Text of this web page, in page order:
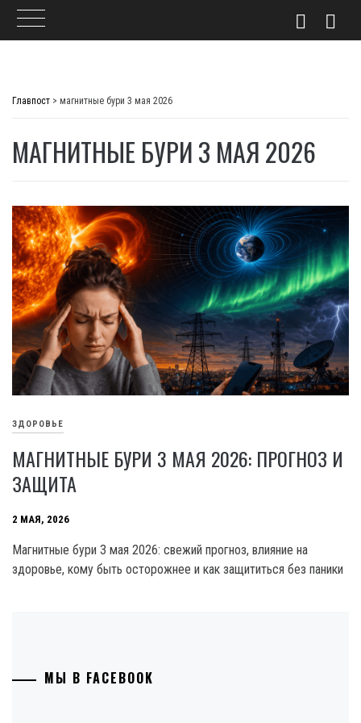
Главпост > магнитные бури 3 мая 2026
МАГНИТНЫЕ БУРИ 3 МАЯ 2026
ЗДОРОВЬЕ
МАГНИТНЫЕ БУРИ 3 МАЯ 2026: ПРОГНОЗ И
ЗАЩИТА
2 МАЯ, 2026
Магнитные бури 3 мая 2026: свежий прогноз, влияние на
здоровье, кому быть осторожнее и как защититься без паники
МЫ В FACEBOOK